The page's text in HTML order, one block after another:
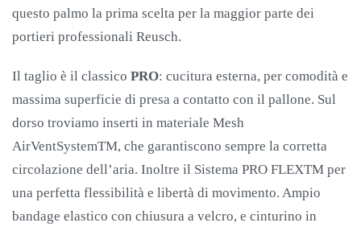
questo palmo la prima scelta per la maggior parte dei
portieri professionali Reusch.
Il taglio è il classico PRO: cucitura esterna, per comodità e
massima superficie di presa a contatto con il pallone. Sul
dorso troviamo inserti in materiale Mesh
AirVentSystemTM, che garantiscono sempre la corretta
circolazione dell’aria. Inoltre il Sistema PRO FLEXTM per
una perfetta flessibilità e libertà di movimento. Ampio
bandage elastico con chiusura a velcro, e cinturino in